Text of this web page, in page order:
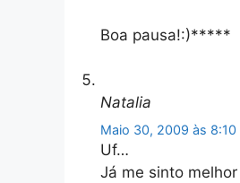
Boa pausa!:)*****
Natalia
Maio 30, 2009 às 8:10
Uf…
Já me sinto